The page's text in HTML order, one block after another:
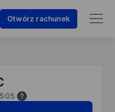
Otwórz rachunek